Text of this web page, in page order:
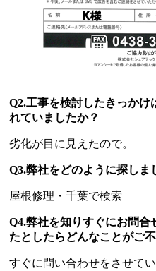
Q2.工事を検討したきっかけ
れていましたか？
劣化が目に見えたので。
Q3.弊社をどのように探しま
屋根修理・千葉で検索
Q4.弊社を知りすぐにお問
たとしたらどんなことがご
すぐに問い合わせをさせて